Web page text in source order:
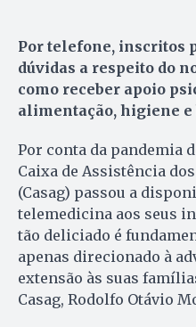
Por telefone, inscritos
dúvidas a respeito do
como receber apoio
alimentação, higiene e
Por conta da pandemia
Caixa de Assistência
(Casag) passou a
telemedicina aos seus
tão deliciado é
apenas direcionado à
extensão às suas
Casag, Rodolfo Otávio